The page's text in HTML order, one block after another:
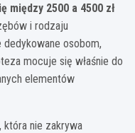
2500 a 4500 zł
i rodzaju
osobom,
mocuje się właśnie do
elementów
która nie zakrywa